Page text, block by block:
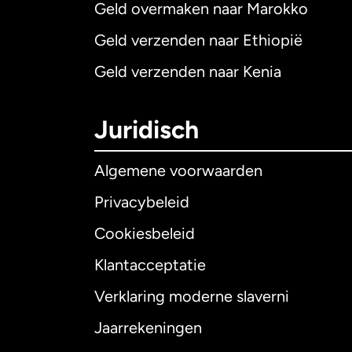
Geld overmaken naar Marokko
Geld verzenden naar Ethiopië
Geld verzenden naar Kenia
Juridisch
Algemene voorwaarden
Privacybeleid
Cookiesbeleid
Klantacceptatie
Verklaring moderne slaverni
Jaarrekeningen